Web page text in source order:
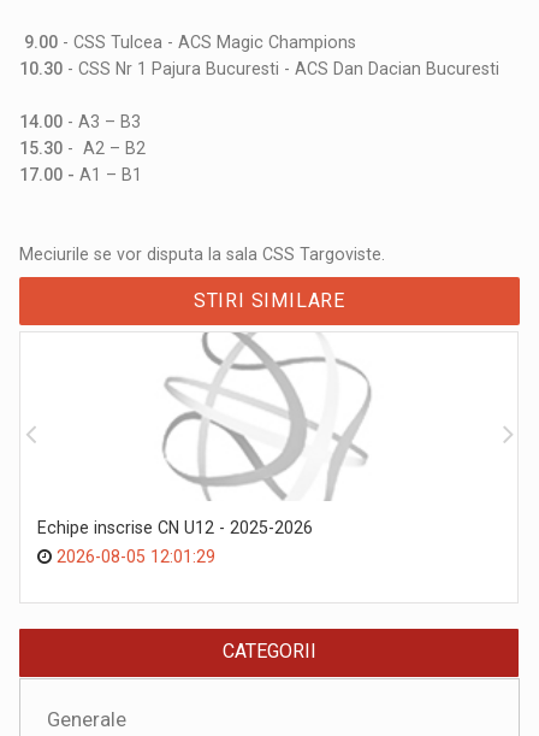
9.00 - CSS Tulcea - ACS Magic Champions
10.30 - CSS Nr 1 Pajura Bucuresti - ACS Dan Dacian Bucuresti
14.00 - A3 – B3
15.30 - A2 – B2
17.00 -A1 – B1
Meciurile se vor disputa la sala CSS Targoviste.
STIRI SIMILARE
Echipe inscrise CN U12 - 2025-2026
2026-08-05 12:01:29
CATEGORII
Generale